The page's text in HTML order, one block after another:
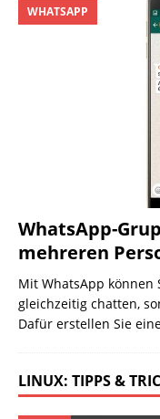
WhatsApp-
mehreren
WHATSAPP
Mit WhatsApp
gleichzeitig chatten,
Dafür erstellen Sie
LINUX: TIPPS &